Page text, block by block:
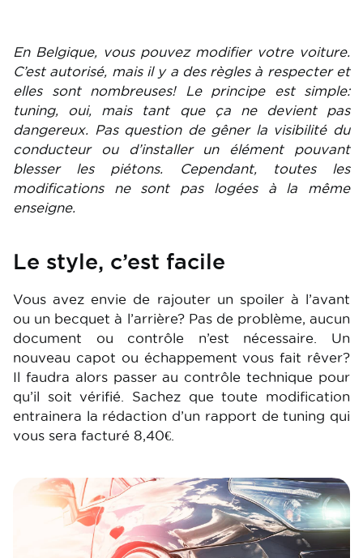
En Belgique, vous pouvez modifier votre voiture.
C’est autorisé, mais il y a des règles à respecter et
elles sont nombreuses! Le principe est simple:
tuning, oui, mais tant que ça ne devient pas
dangereux. Pas question de gêner la visibilité du
conducteur ou d’installer un élément pouvant
blesser les piétons. Cependant, toutes les
modifications ne sont pas logées à la même
enseigne.
Le style, c’est facile
Vous avez envie de rajouter un spoiler à l’avant
ou un becquet à l’arrière? Pas de problème, aucun
document ou contrôle n’est nécessaire. Un
nouveau capot ou échappement vous fait rêver?
Il faudra alors passer au contrôle technique pour
qu’il soit vérifié. Sachez que toute modification
entrainera la rédaction d’un rapport de tuning qui
vous sera facturé 8,40€.
Image